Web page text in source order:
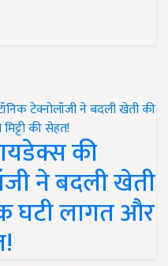
की
ने बदली खेती
घटी लागत और